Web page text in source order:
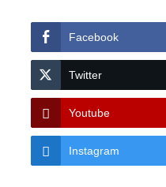
Facebook
Twitter
Youtube
Instagram